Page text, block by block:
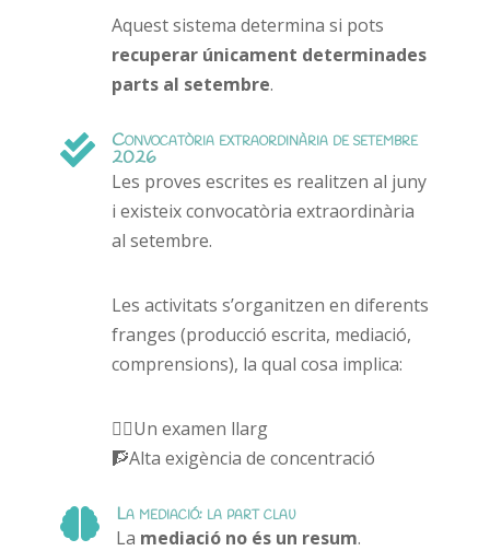
Aquest sistema determina si pots
recuperar únicament determinades
parts al setembre.
 Convocatòria extraordinària de setembre
2026
Les proves escrites es realitzen al juny
i existeix convocatòria extraordinària
al setembre.
Les activitats s’organitzen en diferents
franges (producció escrita, mediació,
comprensions), la qual cosa implica:
✍🏻Un examen llarg
🧗Alta exigència de concentració
 La mediació: la part clau
La mediació no és un resum.